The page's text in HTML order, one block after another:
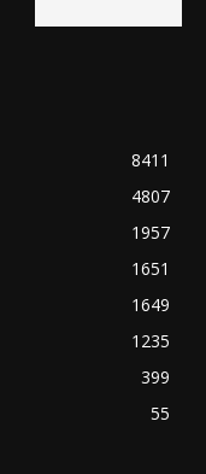
8411
4807
1957
1651
1649
1235
399
55